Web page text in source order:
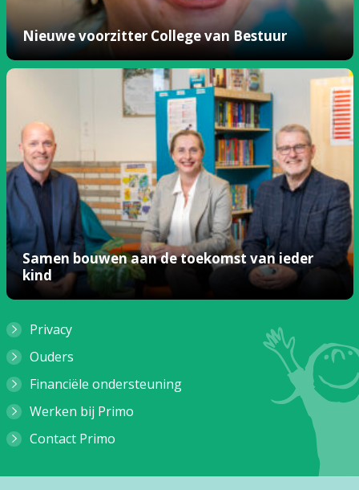
Nieuwe voorzitter College van Bestuur
Samen bouwen aan de toekomst van ieder
kind
Privacy
Ouders
Financiële ondersteuning
Werken bij Primo
Contact Primo